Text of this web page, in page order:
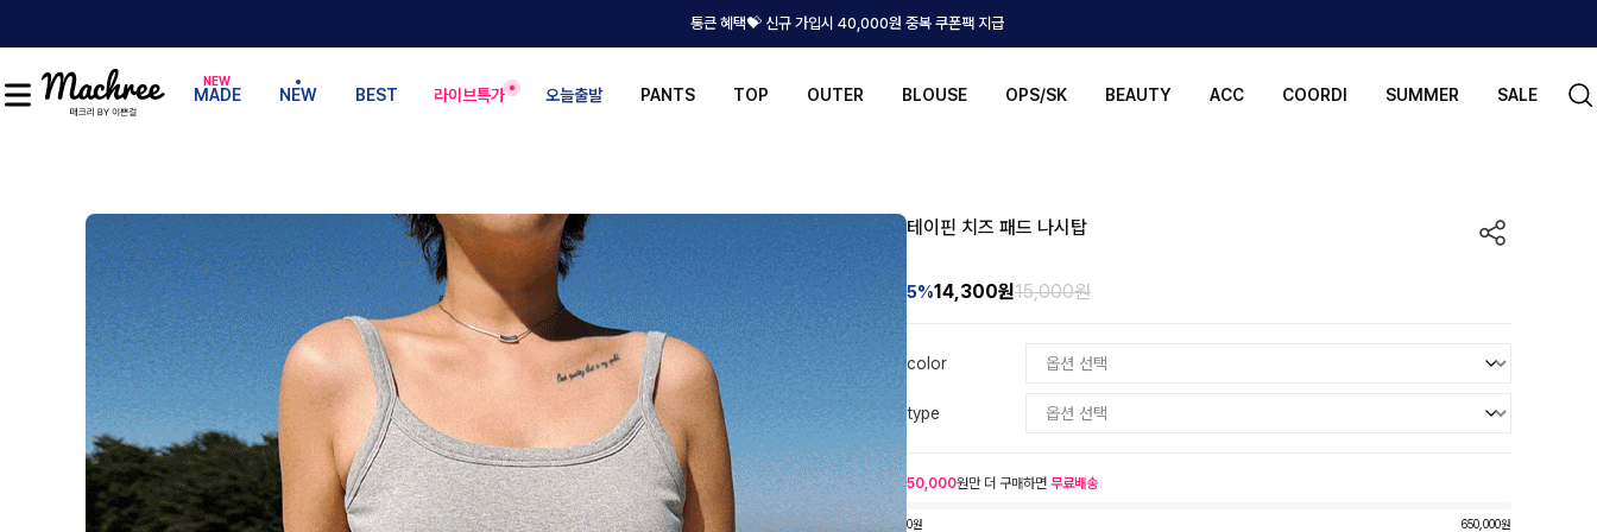
통큰 혜택💝 신규 가입시 40,000원 중복 쿠폰팩 지급
MADE NEW BEST 라이브특가 오늘출발 PANTS TOP OUTER BLOUSE OPS/SK BEAUTY ACC COORDI SUMMER SALE
테이핀 치즈 패드 나시탑
5%14,300원15,000원
color
type
50,000원만 더 구매하면 무료배송
0원 650,000원